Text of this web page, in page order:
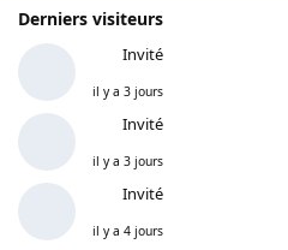
Derniers visiteurs
Invité
il y a 3 jours
Invité
il y a 3 jours
Invité
il y a 4 jours